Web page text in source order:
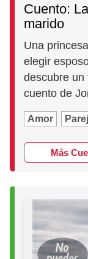
Cuento:
marido
Una
elegir
descubre un
cuento de
Amor
Más